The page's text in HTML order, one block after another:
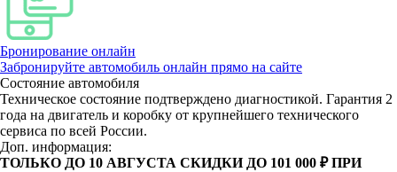
Бронирование онлайн
Забронируйте автомобиль онлайн прямо на сайте
Состояние автомобиля
Техническое состояние подтверждено диагностикой. Гарантия 2
года на двигатель и коробку от крупнейшего технического
сервиса по всей России.
Доп. информация:
ТОЛЬКО ДО 10 АВГУСТА СКИДКИ ДО 101 000 ₽ ПРИ